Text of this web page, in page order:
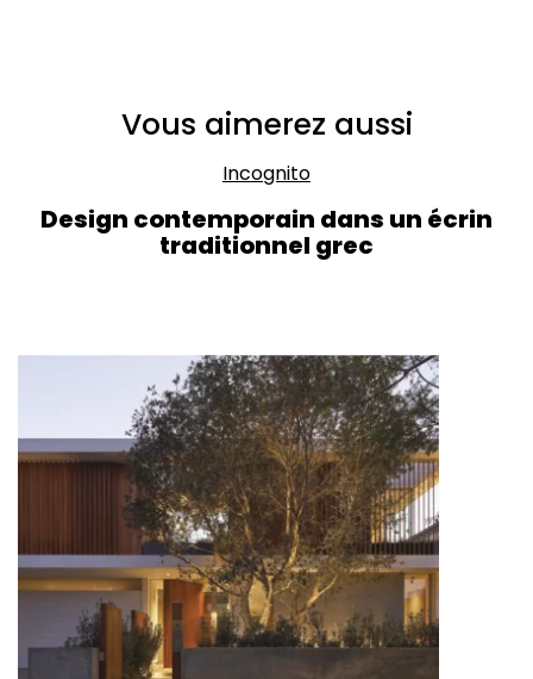
Vous aimerez aussi
Incognito
Design contemporain dans un écrin
traditionnel grec